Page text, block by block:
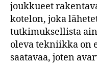
joukkueet
kotelon, joka
tutkimuksellista
oleva tekniikka on
saatavaa, joten